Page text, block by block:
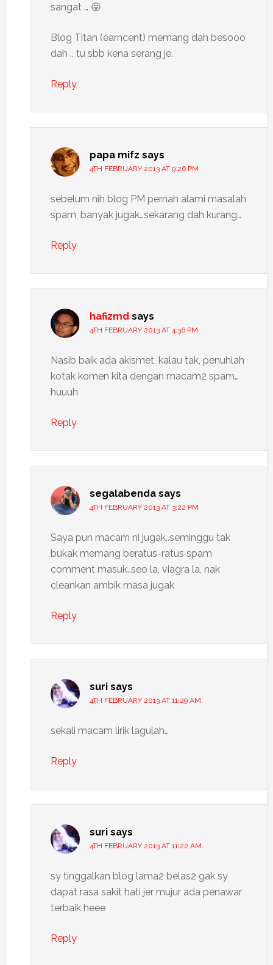
sangat … 😛
Blog Titan (earncent) memang dah besooo
dah .. tu sbb kena serang je.
Reply
papa mifz says
4TH FEBRUARY 2013 AT 9:26 PM
sebelum nih blog PM pernah alami masalah
spam, banyak jugak…sekarang dah kurang…
Reply
hafizmd says
4TH FEBRUARY 2013 AT 4:36 PM
Nasib baik ada akismet, kalau tak, penuhlah
kotak komen kita dengan macam2 spam…
huuuh
Reply
segalabenda says
4TH FEBRUARY 2013 AT 3:22 PM
Saya pun macam ni jugak..seminggu tak
bukak memang beratus-ratus spam
comment masuk..seo la, viagra la, nak
cleankan ambik masa jugak
Reply
suri says
4TH FEBRUARY 2013 AT 11:29 AM
sekali macam lirik lagulah…
Reply
suri says
4TH FEBRUARY 2013 AT 11:22 AM
sy tinggalkan blog lama2 belas2 gak sy
dapat rasa sakit hati jer mujur ada penawar
terbaik heee
Reply